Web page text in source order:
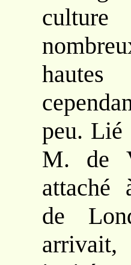
culture
peu.
M. de
attaché
de